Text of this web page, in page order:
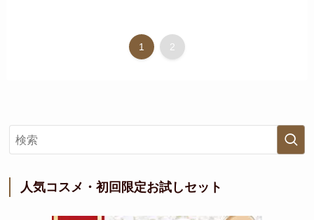
1 2
人気コスメ・初回限定お試しセット